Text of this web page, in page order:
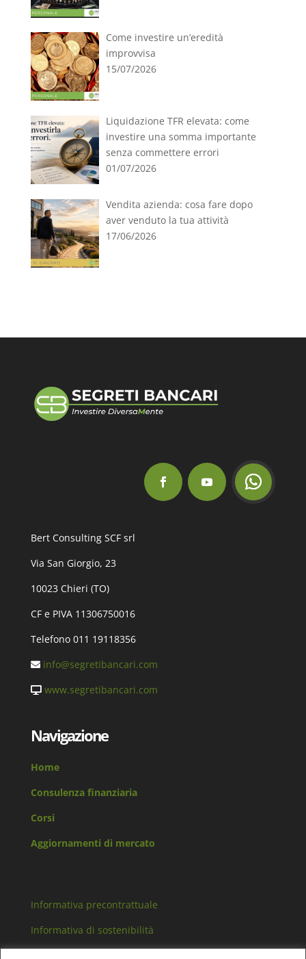
Come investire un’eredità
improvvisa
15/07/2026
Liquidazione TFR elevata: come
investire una somma importante
senza commettere errori
01/07/2026
Vendita azienda: cosa fare dopo
aver venduto la tua attività
17/06/2026
Bert Consulting SCF srl
Via San Giorgio, 23
10023 Chieri (TO)
CF e PIVA 11306750016
Telefono 011 19118356
info@segretibancari.com
www.segretibancari.com
Navigazione
Home
Consulenza finanziaria
Corsi
Aggiornamenti di mercato
Informativa precontrattuale
Informativa di sostenibilità